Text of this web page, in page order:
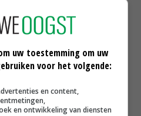
melkveehouderij
in stallenbouw melkvee
uw laarzen aan
uw toestemming om uw
voor het volgende:
en content,
en ontwikkeling van diensten